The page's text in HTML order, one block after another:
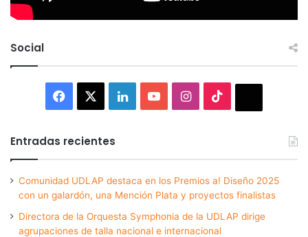
Social
Facebook LinkedInYouTubeInstagram
Entradas recientes
Comunidad UDLAP destaca en los Premios a! Diseño 2025
con un galardón, una Mención Plata y proyectos finalistas
Directora de la Orquesta Symphonia de la UDLAP dirige
agrupaciones de talla nacional e internacional